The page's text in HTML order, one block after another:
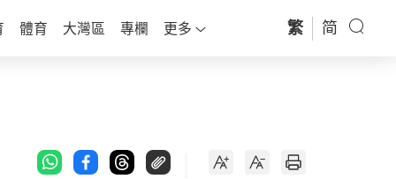
體育 大灣區 專欄 更多 繁 简